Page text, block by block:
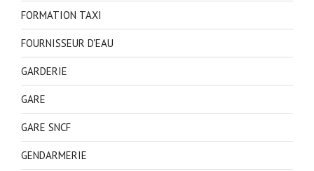
FORMATION TAXI
FOURNISSEUR D'EAU
GARDERIE
GARE
GARE SNCF
GENDARMERIE